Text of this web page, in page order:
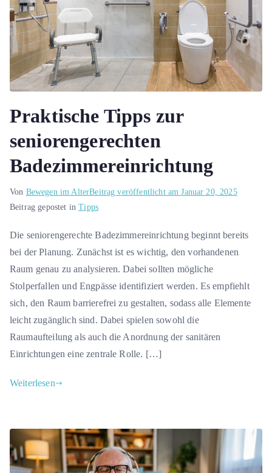
Praktische Tipps zur
seniorengerechten
Badezimmereinrichtung
Von Bewegen im AlterBeitrag veröffentlicht amJanuar 20, 2025
Beitrag gepostet inTipps
Die seniorengerechte Badezimmereinrichtung beginnt bereits
bei der Planung. Zunächst ist es wichtig, den vorhandenen
Raum genau zu analysieren. Dabei sollten mögliche
Stolperfallen und Engpässe identifiziert werden. Es empfiehlt
sich, den Raum barrierefrei zu gestalten, sodass alle Elemente
leicht zugänglich sind. Dabei spielen sowohl die
Raumaufteilung als auch die Anordnung der sanitären
Einrichtungen eine zentrale Rolle. […]
Weiterlesen